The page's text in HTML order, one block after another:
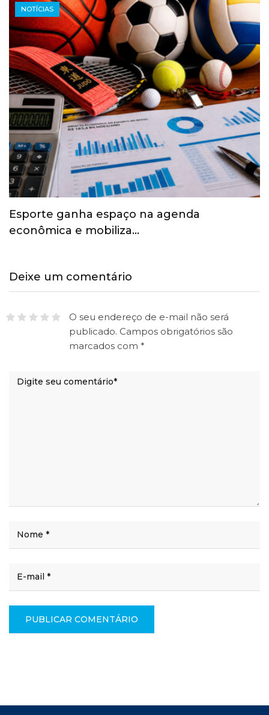
NOTÍCIAS
Esporte ganha espaço na agenda
econômica e mobiliza…
Deixe um comentário
O seu endereço de e-mail não será
publicado. Campos obrigatórios são
marcados com *